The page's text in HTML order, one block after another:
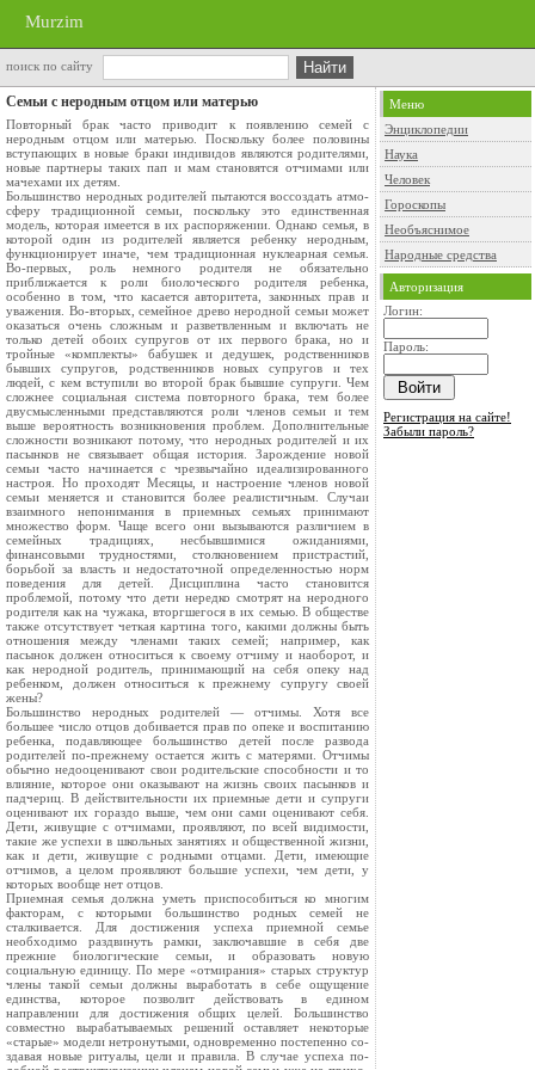
Murzim
поиск по сайту
Семьи с неродным отцом или матерью
Повторный брак часто приводит к появлению семей с
неродным отцом или матерью. Поскольку более половины
вступающих в новые браки индивидов являются родителями,
новые партнеры таких пап и мам становятся отчимами или
мачехами их детям.
Большинство неродных родителей пытаются воссоздать атмо­
сферу традиционной семьи, поскольку это единственная
модель, которая имеется в их распоряжении. Однако семья, в
которой один из родителей является ребенку неродным,
функционирует иначе, чем традиционная нуклеарная семья.
Во-первых, роль немного родителя не обязательно
приближается к роли биолоческого родителя ребенка,
особенно в том, что касается авторитета, законных прав и
уважения. Во-вторых, семейное древо неродной семьи может
оказаться очень сложным и развет­вленным и включать не
только детей обоих супругов от их перво­го брака, но и
тройные «комплекты» бабушек и дедушек, родст­венников
бывших супругов, родственников новых супругов и тех
людей, с кем вступили во второй брак бывшие супруги. Чем
сложнее социальная система повторного брака, тем более
дву­смысленными представляются роли членов семьи и тем
выше вероятность возникновения проблем. Дополнительные
сложности возникают потому, что неродных родителей и их
пасынков не связывает общая история. Зарождение новой
семьи часто начи­нается с чрезвычайно идеализированного
настроя. Но проходят Месяцы, и настроение членов новой
семьи меняется и становится более реалистичным. Случаи
взаимного непонимания в приемных семьях принимают
множество форм. Чаще всего они вызываются различием в
семейных традициях, несбывшимися ожиданиями,
финансовыми трудностями, столкновением пристрастий,
борьбой за власть и недостаточной определенностью норм
поведения для детей. Дисциплина часто становится
проблемой, потому что дети нередко смотрят на неродного
родителя как на чужака, вторгше­гося в их семью. В обществе
также отсутствует четкая картина того, какими должны быть
отношения между членами таких семей; например, как
пасынок должен относиться к своему отчи­му и наоборот, и
как неродной родитель, принимающий на себя опеку над
ребенком, должен относиться к прежнему супругу своей
жены?
Большинство неродных родителей — отчимы. Хотя все
большее число отцов добивается прав по опеке и воспитанию
ребенка, подавляющее большинство детей после развода
роди­телей по-прежнему остается жить с матерями. Отчимы
обычно недооценивают свои родительские способности и то
влияние, которое они оказывают на жизнь своих пасынков и
падчериц. В действительности их приемные дети и супруги
оценивают их гораздо выше, чем они сами оценивают себя.
Дети, живущие с отчимами, проявляют, по всей видимости,
такие же успехи в школьных занятиях и общественной жизни,
как и дети, живу­щие с родными отцами. Дети, имеющие
отчимов, а целом про­являют большие успехи, чем дети, у
которых вообще нет отцов.
Приемная семья должна уметь приспособиться ко многим
факторам, с которыми большинство родных семей не
сталкива­ется. Для достижения успеха приемной семье
необходимо раз­двинуть рамки, заключавшие в себя две
прежние биологические семьи, и образовать новую
социальную единицу. По мере «от­мирания» старых структур
члены такой семьи должны вырабо­тать в себе ощущение
единства, которое позволит действовать в едином
направлении для достижения общих целей. Большин­ство
совместно вырабатываемых решений оставляет некоторые
«старые» модели нетронутыми, одновременно постепенно со­
здавая новые ритуалы, цели и правила. В случае успеха по­
Меню
Энциклопедии
Наука
Человек
Гороскопы
Необъяснимое
Народные средства
Авторизация
Логин:
Пароль:
Регистрация на сайте!
Забыли пароль?